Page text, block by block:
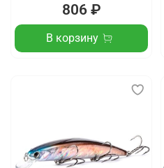
806 ₽
В корзину